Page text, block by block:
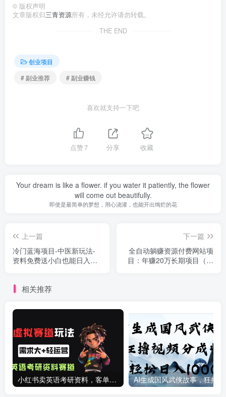
© 版权声明
文章版权归三青资源所有，未经允许请勿转载。
THE END
创业项目
# 副业推荐
# 副业赚钱
喜欢就支持一下吧
点赞7 分享 收藏
Your dream is like a flower. if you water it patiently, the flower
will come out beautifully.
即使是最简单的梦想，用心浇灌，也能开出绚烂的花
上一篇
冷门蓝海项目-中医新玩法-
资料免费送小白也能日入
下一篇
全自动躺赚资源付费网站项
目：年赚20万长期项目（详
相关推荐
小红书卖英语考研资料，客单价9.9，250天卖了16w!